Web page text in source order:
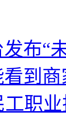
布“
到
工职